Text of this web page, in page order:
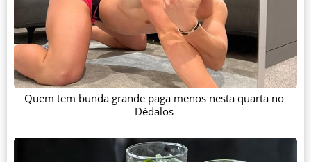
Quem tem bunda grande paga menos nesta quarta no
Dédalos